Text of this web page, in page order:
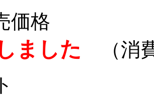
価格
ました （消